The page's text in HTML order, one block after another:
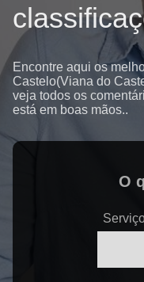
Encontre aqui os
Castelo(Viana do
veja todos os
está em boas mãos..
O